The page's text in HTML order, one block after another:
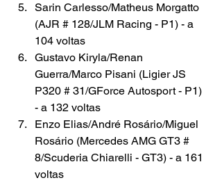
Sarin Carlesso/Matheus Morgatto
(AJR # 128/JLM Racing - P1) - a
104 voltas
Gustavo Kiryla/Renan
Guerra/Marco Pisani (Ligier JS
P320 # 31/GForce Autosport - P1)
- a 132 voltas
Enzo Elias/André Rosário/Miguel
Rosário (Mercedes AMG GT3 #
8/Scuderia Chiarelli - GT3) - a 161
voltas